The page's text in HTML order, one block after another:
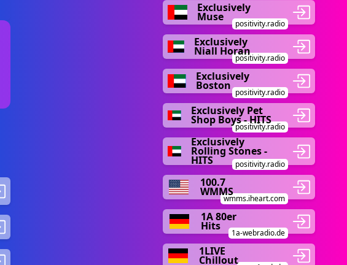
Exclusively
Muse
positivity.radio
Exclusively
Niall Horan
positivity.radio
Exclusively
Boston
positivity.radio
Exclusively Pet
Shop Boys - HITS
positivity.radio
Exclusively
Rolling Stones -
HITS positivity.radio
100.7
WMMS
wmms.iheart.com
1A 80er
Hits
1a-webradio.de
1LIVE
Chillout